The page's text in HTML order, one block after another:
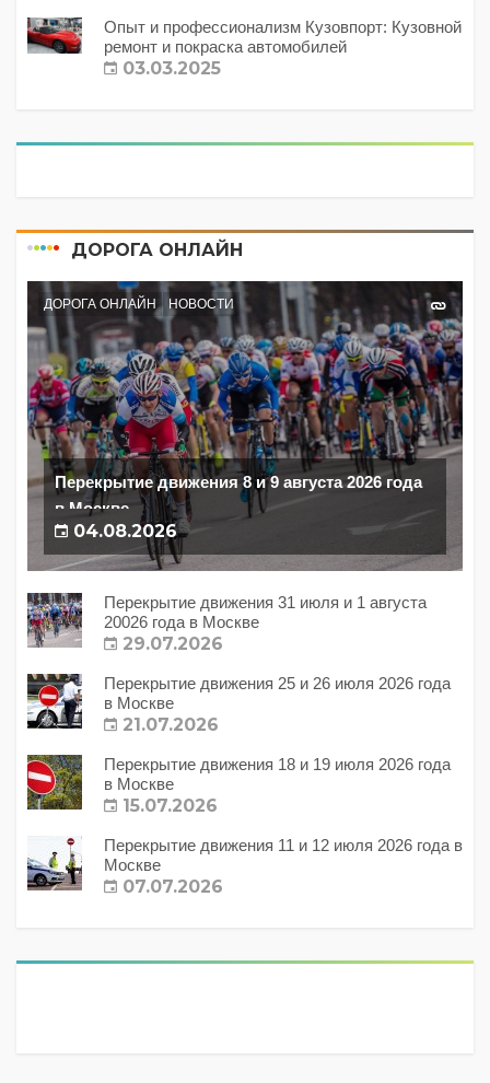
Опыт и профессионализм Кузовпорт: Кузовной
ремонт и покраска автомобилей
03.03.2025
ДОРОГА ОНЛАЙН
ДОРОГА ОНЛАЙН НОВОСТИ
Перекрытие движения 8 и 9 августа 2026 года
в Москве
04.08.2026
Перекрытие движения 31 июля и 1 августа
20026 года в Москве
29.07.2026
Перекрытие движения 25 и 26 июля 2026 года
в Москве
21.07.2026
Перекрытие движения 18 и 19 июля 2026 года
в Москве
15.07.2026
Перекрытие движения 11 и 12 июля 2026 года в
Москве
07.07.2026